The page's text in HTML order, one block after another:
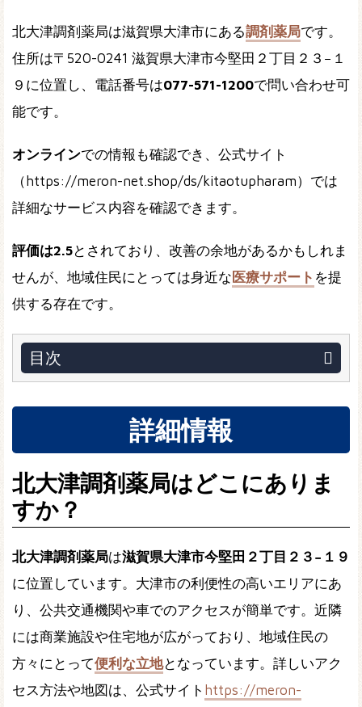
北大津調剤薬局は滋賀県大津市にある調剤薬局です。
住所は〒520-0241 滋賀県大津市今堅田２丁目２３−１
９に位置し、電話番号は077-571-1200で問い合わせ可
能です。
オンラインでの情報も確認でき、公式サイト
（https://meron-net.shop/ds/kitaotupharam）では
詳細なサービス内容を確認できます。
評価は2.5とされており、改善の余地があるかもしれま
せんが、地域住民にとっては身近な 医療サポート を提
供する存在です。
目次
詳細情報
北大津調剤薬局はどこにありま
すか？
北大津調剤薬局は滋賀県大津市今堅田２丁目２３−１９
に位置しています。大津市の利便性の高いエリアにあ
り、公共交通機関や車でのアクセスが簡単です。近隣
には商業施設や住宅地が広がっており、地域住民の
方々にとって便利な立地となっています。詳しいアク
セス方法や地図は、公式サイト https://meron-